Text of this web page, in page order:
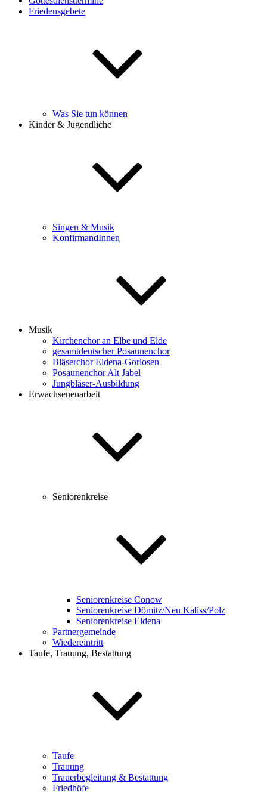
Friedensgebete
Was Sie tun können
Kinder & Jugendliche
Singen & Musik
KonfirmandInnen
Musik
Kirchenchor an Elbe und Elde
gesamtdeutscher Posaunenchor
Bläserchor Eldena-Gorlosen
Posaunenchor Alt Jabel
Jungbläser-Ausbildung
Erwachsenenarbeit
Seniorenkreise
Seniorenkreise Conow
Seniorenkreise Dömitz/Neu Kaliss/Polz
Seniorenkreise Eldena
Partnergemeinde
Wiedereintritt
Taufe, Trauung, Bestattung
Taufe
Trauung
Trauerbegleitung & Bestattung
Friedhöfe